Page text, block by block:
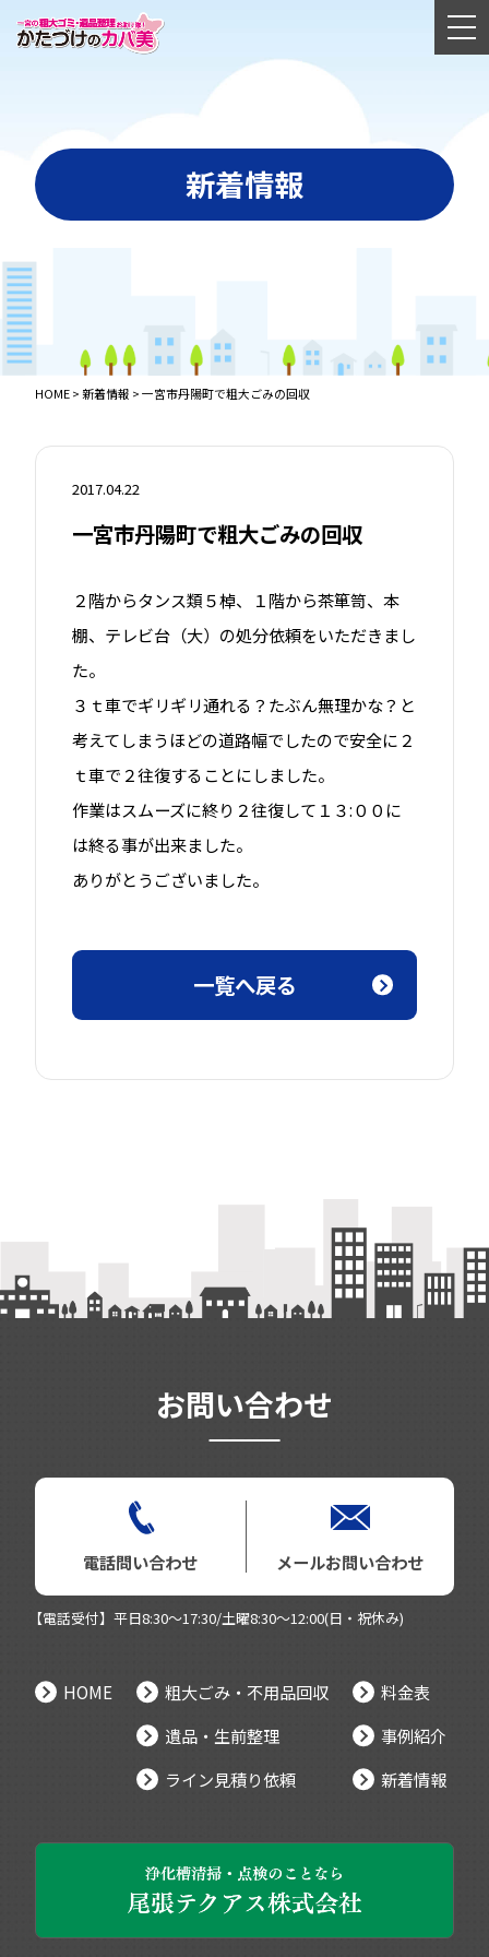
新着情報
HOME>新着情報 >一宮市丹陽町で粗大ごみの回収
2017.04.22
一宮市丹陽町で粗大ごみの回収
２階からタンス類５棹、１階から茶箪笥、本
棚、テレビ台（大）の処分依頼をいただきまし
た。
３ｔ車でギリギリ通れる？たぶん無理かな？と
考えてしまうほどの道路幅でしたので安全に２
ｔ車で２往復することにしました。
作業はスムーズに終り２往復して１３:００に
は終る事が出来ました。
ありがとうございました。
一覧へ戻る
お問い合わせ
電話問い合わせ メールお問い合わせ
【電話受付】平日8:30～17:30/土曜8:30～12:00(日・祝休み)
HOME
粗大ごみ・不用品回収
遺品・生前整理
ライン見積り依頼
料金表
事例紹介
新着情報